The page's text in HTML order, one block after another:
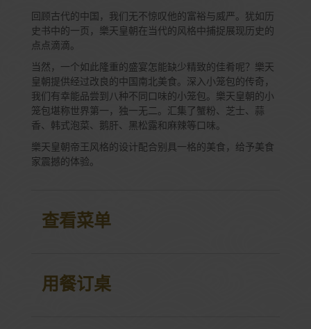
回顾古代的中国，我们无不惊叹他的富裕与威严。犹如历
史书中的一页，樂天皇朝在当代的风格中捕捉展现历史的
点点滴滴。
当然，一个如此隆重的盛宴怎能缺少精致的佳肴呢？樂天
皇朝提供经过改良的中国南北美食。深入小笼包的传奇，
我们有幸能品尝到八种不同口味的小笼包。樂天皇朝的小
笼包堪称世界第一，独一无二。汇集了蟹粉、芝士、蒜
香、韩式泡菜、鹅肝、黑松露和麻辣等口味。
樂天皇朝帝王风格的设计配合别具一格的美食，给予美食
家震撼的体验。
查看菜单
用餐订桌